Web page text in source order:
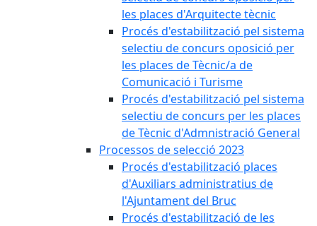
les places d'Arquitecte tècnic
Procés d'estabilització pel sistema
selectiu de concurs oposició per
les places de Tècnic/a de
Comunicació i Turisme
Procés d'estabilització pel sistema
selectiu de concurs per les places
de Tècnic d'Admnistració General
Processos de selecció 2023
Procés d'estabilització places
d'Auxiliars administratius de
l'Ajuntament del Bruc
Procés d'estabilització de les